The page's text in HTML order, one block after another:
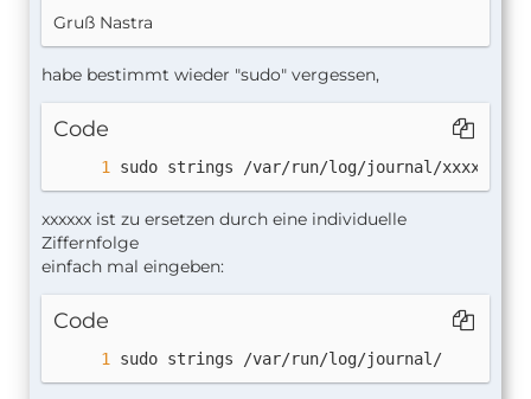
Gruß Nastra
habe bestimmt wieder "sudo" vergessen,
Code
sudo strings /var/run/log/journal/xxxxxxx/
xxxxxx ist zu ersetzen durch eine individuelle
Ziffernfolge
einfach mal eingeben:
Code
sudo strings /var/run/log/journal/